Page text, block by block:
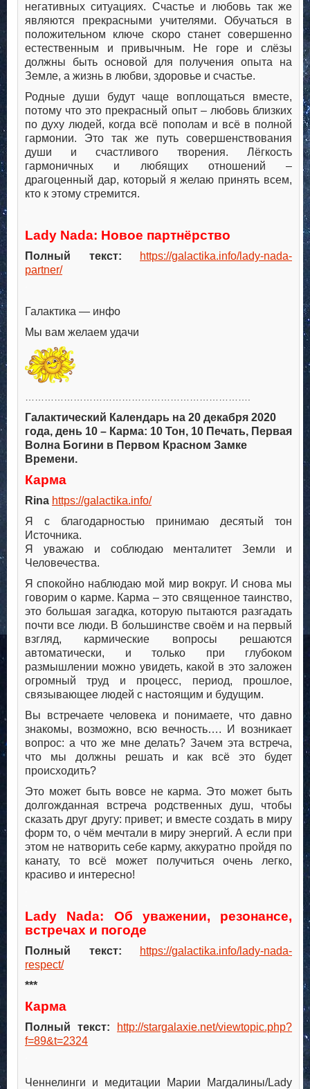
негативных ситуациях. Счастье и любовь так же
являются прекрасными учителями. Обучаться в
положительном ключе скоро станет совершенно
естественным и привычным. Не горе и слёзы
должны быть основой для получения опыта на
Земле, а жизнь в любви, здоровье и счастье.
Родные души будут чаще воплощаться вместе,
потому что это прекрасный опыт – любовь близких
по духу людей, когда всё пополам и всё в полной
гармонии. Это так же путь совершенствования
души и счастливого творения. Лёгкость
гармоничных и любящих отношений –
драгоценный дар, который я желаю принять всем,
кто к этому стремится.
Lady Nada: Новое партнёрство
Полный текст:
https://galactika.info/lady-nada-
partner/
Галактика — инфо
Мы вам желаем удачи
Галактический Календарь на 20 декабря 2020
года, день 10 – Карма: 10 Тон, 10 Печать, Первая
Волна Богини в Первом Красном Замке
Времени.
Карма
Rina https://galactika.info/
Я с благодарностью принимаю десятый тон
Источника.
Я уважаю и соблюдаю менталитет Земли и
Человечества.
Я спокойно наблюдаю мой мир вокруг. И снова мы
говорим о карме. Карма – это священное таинство,
это большая загадка, которую пытаются разгадать
почти все люди. В большинстве своём и на первый
взгляд, кармические вопросы решаются
автоматически, и только при глубоком
размышлении можно увидеть, какой в это заложен
огромный труд и процесс, период, прошлое,
связывающее людей с настоящим и будущим.
Вы встречаете человека и понимаете, что давно
знакомы, возможно, всю вечность…. И возникает
вопрос: а что же мне делать? Зачем эта встреча,
что мы должны решать и как всё это будет
происходить?
Это может быть вовсе не карма. Это может быть
долгожданная встреча родственных душ, чтобы
сказать друг другу: привет; и вместе создать в миру
форм то, о чём мечтали в миру энергий. А если при
этом не натворить себе карму, аккуратно пройдя по
канату, то всё может получиться очень легко,
красиво и интересно!
Lady Nada: Об уважении, резонансе,
встречах и погоде
Полный текст:
https://galactika.info/lady-nada-
respect/
***
Карма
Полный текст:
http://stargalaxie.net/viewtopic.php?
f=89&t=2324
Ченнелинги и медитации Марии Магдалины/Lady